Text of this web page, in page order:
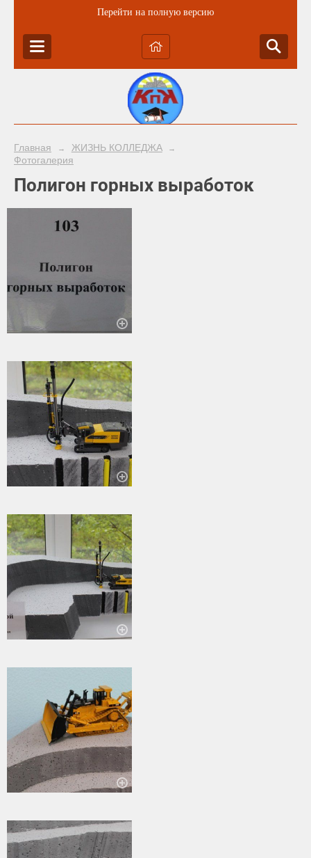
Перейти на полную версию
Главная → ЖИЗНЬ КОЛЛЕДЖА →
Фотогалерия
Полигон горных выработок